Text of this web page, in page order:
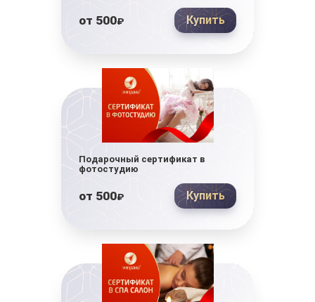
от 500₽ Купить
Подарочный сертификат в
фотостудию
от 500₽ Купить